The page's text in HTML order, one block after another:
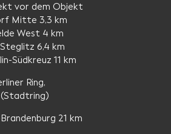
vor dem Objekt
Mitte 3,3 km
West 4 km
6,4 km
Südkreuz 11 km
Ring,
21 km